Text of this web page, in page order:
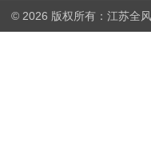
© 2026 版权所有：江苏全